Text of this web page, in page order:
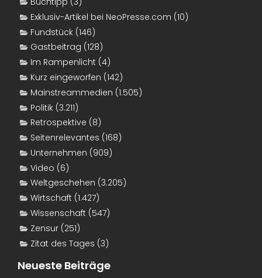
Exklusiv-Artikel bei NeoPresse.com (10)
Fundstück (146)
Gastbeitrag (128)
Im Rampenlicht (4)
Kurz eingeworfen (142)
Mainstreammedien (1.505)
Politik (3.211)
Retrospektive (8)
Seitenrelevantes (168)
Unternehmen (909)
Video (6)
Weltgeschehen (3.205)
Wirtschaft (1.427)
Wissenschaft (547)
Zensur (251)
Zitat des Tages (3)
Neueste Beiträge